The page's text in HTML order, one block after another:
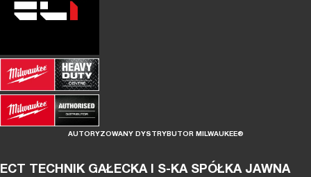
AUTORYZOWANY DYSTRYBUTOR MILWAUKEE®
ECT TECHNIK GAŁECKA I S-KA SPÓŁKA JAWNA